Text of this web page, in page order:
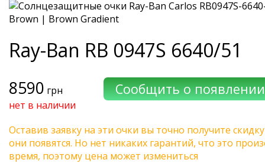
Ray-Ban RB 0947S 6640/51
8590 грн
нет в наличии
Оставив заявку на эти очки вы точно получите
они появятся. Но нет никаких гарантий, что это
время, поэтому цена может измениться